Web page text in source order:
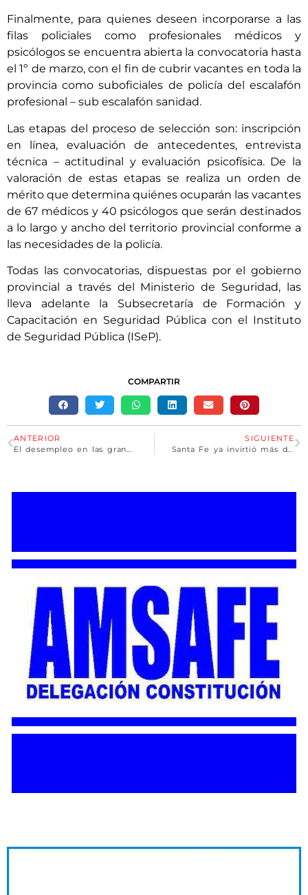
Finalmente, para quienes deseen incorporarse a las
filas policiales como profesionales médicos y
psicólogos se encuentra abierta la convocatoria hasta
el 1º de marzo, con el fin de cubrir vacantes en toda la
provincia como suboficiales de policía del escalafón
profesional – sub escalafón sanidad.
Las etapas del proceso de selección son: inscripción
en línea, evaluación de antecedentes, entrevista
técnica – actitudinal y evaluación psicofísica. De la
valoración de estas etapas se realiza un orden de
mérito que determina quiénes ocuparán las vacantes
de 67 médicos y 40 psicólogos que serán destinados
a lo largo y ancho del territorio provincial conforme a
las necesidades de la policía.
Todas las convocatorias, dispuestas por el gobierno
provincial a través del Ministerio de Seguridad, las
lleva adelante la Subsecretaría de Formación y
Capacitación en Seguridad Pública con el Instituto
de Seguridad Pública (ISeP).
COMPARTIR
ANTERIOR
El desempleo en las grandes ciudades del país cayó hasta el 6,7%
SIGUIENTE
Santa Fe ya invirtió más de 4.000 millones de pesos para asistir a más de 5.000 productores afectados por la sequía